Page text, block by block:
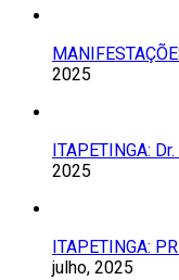
2025
ITAPETINGA:
2025
ITAPETINGA:
julho, 2025